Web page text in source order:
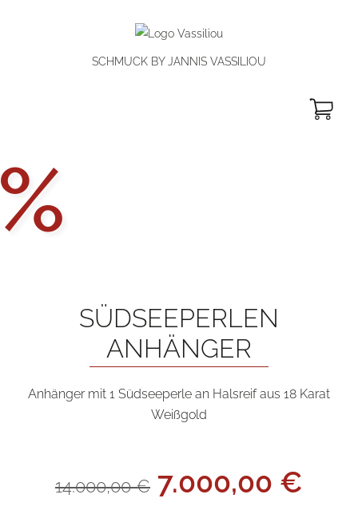
SCHMUCK BY JANNIS VASSILIOU
SÜDSEEPERLEN
ANHÄNGER
Anhänger mit 1 Südseeperle an Halsreif aus 18 Karat
Weißgold
14.000,00€ Preis
7.000,00 €